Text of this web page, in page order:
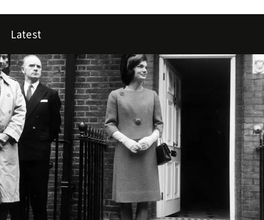
Latest